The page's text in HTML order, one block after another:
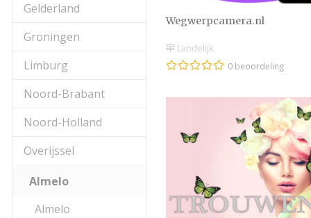
Gelderland
Groningen
Limburg
Noord-Brabant
Noord-Holland
Overijssel
Almelo
Almelo
Wegwerpcamera.nl
Landelijk
0 beoordeling